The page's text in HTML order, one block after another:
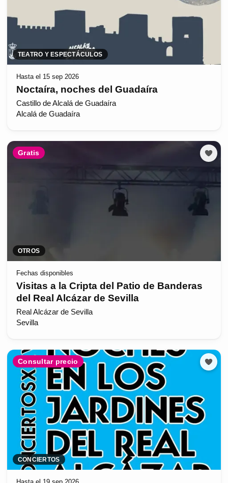
TEATRO Y ESPECTÁCULOS
Hasta el 15 sep 2026
Noctaíra, noches del Guadaíra
Castillo de Alcalá de Guadaíra
Alcalá de Guadaíra
Gratis
OTROS
Fechas disponibles
Visitas a la Cripta del Patio de Banderas
del Real Alcázar de Sevilla
Real Alcázar de Sevilla
Sevilla
Consultar precio
CONCIERTOS